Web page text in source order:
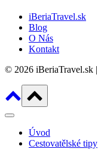
iBeriaTravel.sk
Blog
O Nás
Kontakt
© 2026 iBeriaTravel.sk |
Úvod
Cestovatělské tipy